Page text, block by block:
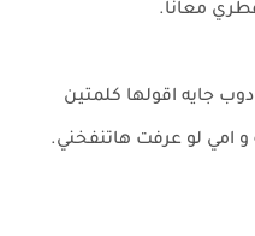
معانا.
جايه اقولها كلمتين
امي لو عرفت هاتنفخني.